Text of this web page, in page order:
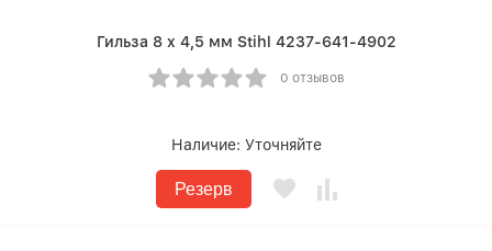
Гильза 8 x 4,5 мм Stihl 4237-641-4902
0 отзывов
Наличие: Уточняйте
Резерв